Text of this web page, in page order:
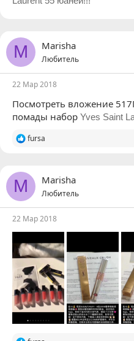
M Marisha
Любитель
22 Мар 2018
Посмотреть вложение 517
помады набор Yves Saint
Р
ц
и
:
fursa
M Marisha
Любитель
22 Мар 2018